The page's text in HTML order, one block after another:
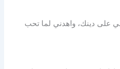
على دينك، واهدني لما تحب